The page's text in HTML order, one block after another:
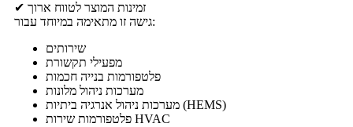
✔ זמינות המוצר לטווח ארוך
גישה זו מתאימה במיוחד עבור:
שירותים
מפעילי תקשורת
פלטפורמות בנייה חכמות
מערכות ניהול מלונות
מערכות ניהול אנרגיה ביתיות (HEMS)
פלטפורמות שירות HVAC